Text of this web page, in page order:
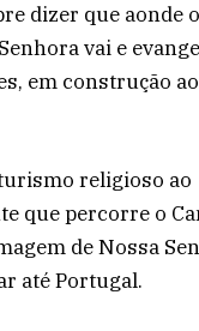
dizer que aonde
vai e
em construção
religioso ao
que percorre o
de Nossa
até Portugal.